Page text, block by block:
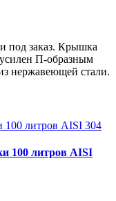
под заказ. Крышка
П-образным
нержавеющей стали.
100 литров AISI